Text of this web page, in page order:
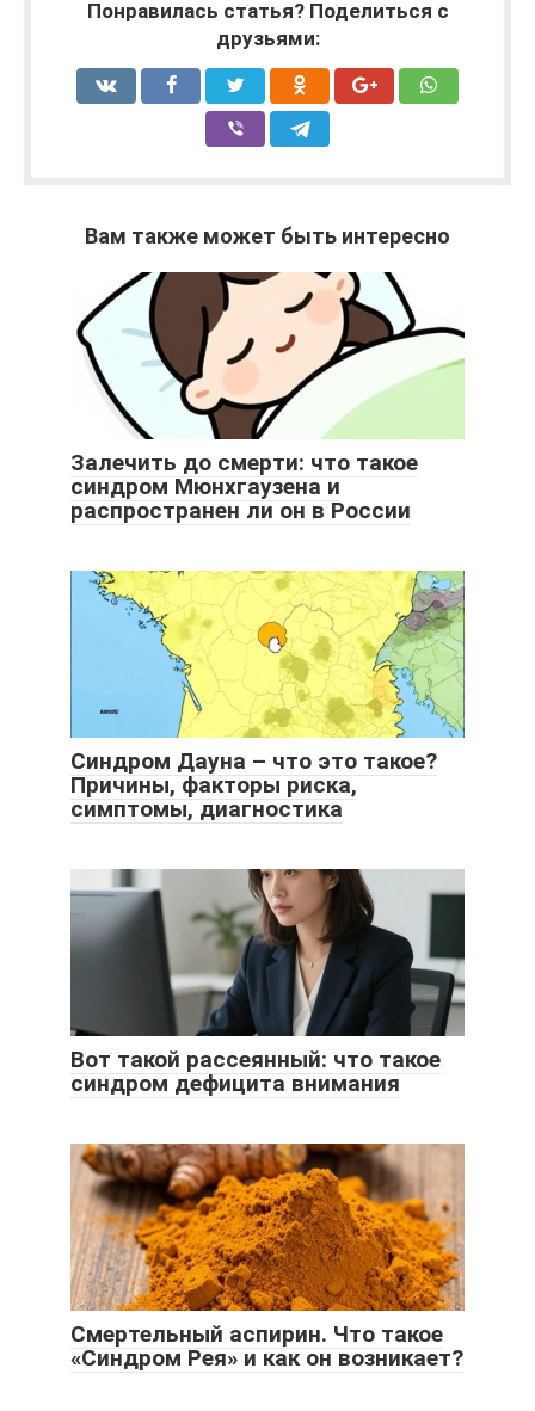
Понравилась статья? Поделиться с
друзьями:
Вам также может быть интересно
Залечить до смерти: что такое
синдром Мюнхгаузена и
распространен ли он в России
Синдром Дауна – что это такое?
Причины, факторы риска,
симптомы, диагностика
Вот такой рассеянный: что такое
синдром дефицита внимания
Смертельный аспирин. Что такое
«Синдром Рея» и как он возникает?